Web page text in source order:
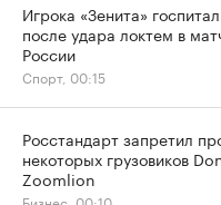
Игрока «Зенита»
после удара локтем в
России
Спорт, 00:15
Росстандарт запретил
некоторых грузовиков
Zoomlion